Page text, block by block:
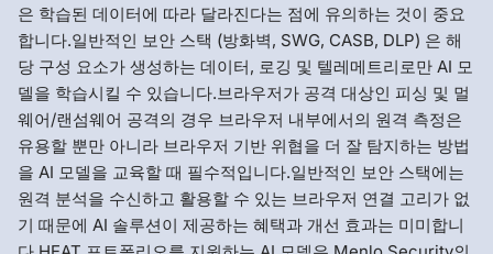
은 학습된 데이터에 따라 달라진다는 점에 유의하는 것이 중요
합니다.일반적인 보안 스택 (방화벽, SWG, CASB, DLP) 은 해
당 구성 요소가 생성하는 데이터, 로깅 및 텔레메트리로만 AI 모
델을 학습시킬 수 있습니다.브라우저가 공격 대상인 피싱 및 멀
웨어/랜섬웨어 공격의 경우 브라우저 내부에서의 원격 측정은
유용할 뿐만 아니라 브라우저 기반 위협을 더 잘 탐지하는 방법
을 AI 모델을 교육할 때 필수적입니다.일반적인 보안 스택에는
원격 분석을 수신하고 활용할 수 있는 브라우저 연결 고리가 없
기 때문에 AI 솔루션이 제공하는 혜택과 개선 효과는 미미합니